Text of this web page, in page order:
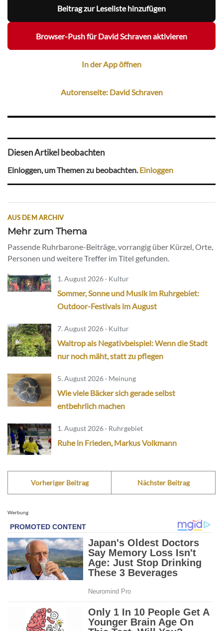
Beitrag zur Leseliste hinzufügen
Browser-Push für David Schraven aktivieren
In der App öffnen
Autorenseite: David Schraven
Diesen Artikel beobachten
Einloggen, um Themen zu beobachten.Einloggen
AUS DEM ARCHIV
Mehr zum Thema
Passende Ruhrbarone-Beiträge, vorrangig über Kürzel, Orte,
Personen und weitere Treffer im Titel gefunden.
1. August 2026 · Kultur
Sommer, Sonne und Musik im Ruhrgebiet:
Outdoor-Festivals im August
7. August 2026 · Kultur
Waltrop als Negativbeispiel: Wenn die Stadt
nur noch mäht, statt zu pflegen
5. August 2026 · Meinung
Wie viele Bäcker sich gerade selbst
entbehrlich machen
1. August 2026 · Ruhrgebiet
Ruhe in Frieden, Markus Volkmann
Vorheriger Beitrag Nächster Beitrag
Werbung